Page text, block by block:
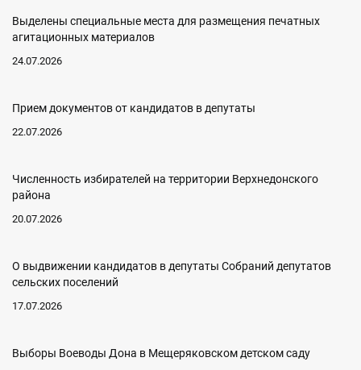
Выделены специальные места для размещения печатных
агитационных материалов
24.07.2026
Прием документов от кандидатов в депутаты
22.07.2026
Численность избирателей на территории Верхнедонского
района
20.07.2026
О выдвижении кандидатов в депутаты Собраний депутатов
сельских поселений
17.07.2026
Выборы Воеводы Дона в Мещеряковском детском саду